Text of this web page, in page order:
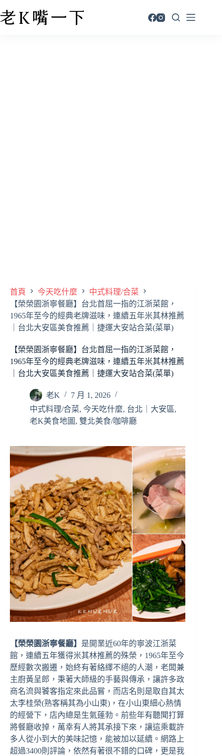
首頁 今天吃什麼
中式料理/合菜
【榮榮園浙寧餐廳】台北首屈一指的江浙菜館，
1965年至今的經典老牌滋味，連續五年米其林推薦
｜台北大安區美食推薦｜捷運大安站合菜(菜單)
【榮榮園浙寧餐廳】台北首屈一指的江浙菜館，
1965年至今的經典老牌滋味，連續五年米其林推薦
｜台北大安區美食推薦｜捷運大安站合菜(菜單)
老K
7 月 1, 2026
中式料理/合菜, 今天吃什麼, 台北｜大安區,
老K美食地圖 , 雙北美食/咖啡廳
【榮榮園浙寧餐廳】 是開業近60年的寧波江浙菜
館，連續五年獲得米其林推薦的殊榮，1965年至今
歷經數次搬遷，始終有著絡繹不絕的人潮，老闆兼
主廚黃呈郎，秉著大師級的手藝與傳承，讓許多政
商名流與饕客指定來此品嘗，而店名則是取自其太
太李桂榮(熟客稱其為小山東)，在小山東細心熱情
的經營下，店內總是生氣蓬勃。前些年有聽聞打算
將餐廳收掉，萬幸有人將其承接下來，讓這乘載許
多人從小到大的美味記憶，能被加以延續。網路上
超過3400則評論，依然有著很不錯的口碑，更是我